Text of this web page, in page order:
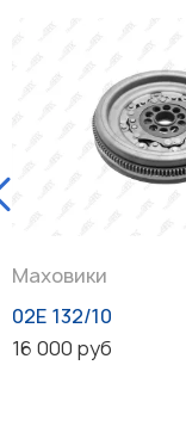
Маховики
02E 132/10
16 000 руб